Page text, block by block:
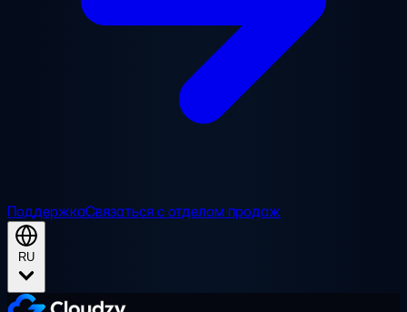
ПоддержкаСвязаться с отделом продаж
RU